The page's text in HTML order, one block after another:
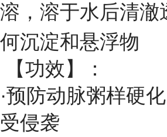
溶，溶于水后清澈
何沉淀和悬浮物
【功效】：
·预防动脉粥样硬化
受侵袭